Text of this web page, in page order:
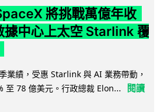
將挑戰萬億年收
據中心上太空 Starlink 覆
業績，受惠 Starlink 與 AI 業務帶動，
至 78 億美元。行政總裁 Elon...
閱讀